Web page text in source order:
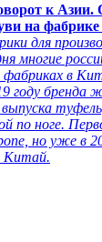
к Азии.
на
для
многие
фабриках в
году бренда
выпуска
по ноге.
но уже в
Китай.